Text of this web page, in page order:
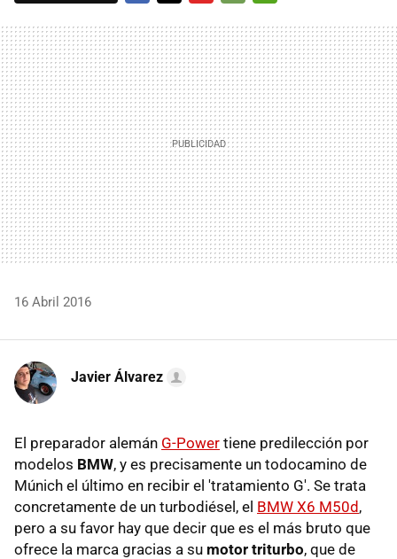
MAIL
16 Abril 2016
Javier Álvarez
El preparador alemán G-Power tiene predilección por
modelos BMW, y es precisamente un todocamino de
Múnich el último en recibir el 'tratamiento G'. Se trata
concretamente de un turbodiésel, el BMW X6 M50d,
pero a su favor hay que decir que es el más bruto que
ofrece la marca gracias a su motor triturbo, que de